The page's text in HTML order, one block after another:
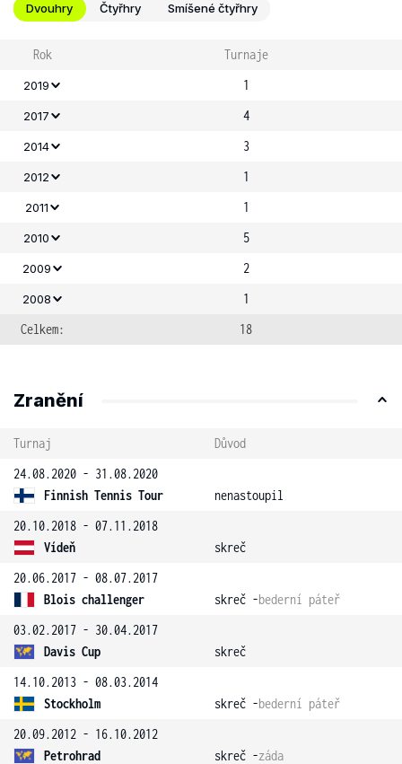
Dvouhry Čtyřhry Smíšené čtyřhry
Rok Turnaje
2019 1
2017 4
2014 3
2012 1
2011 1
2010 5
2009 2
2008
1
Celkem:
18
Zranění
Turnaj
Důvod
24.08.2020 - 31.08.2020
Finnish Tennis Tour
nenastoupil
20.10.2018 - 07.11.2018
Vídeň
skreč
20.06.2017 - 08.07.2017
Blois challenger
skreč -bederní páteř
03.02.2017 - 30.04.2017
Davis Cup
skreč
14.10.2013 - 08.03.2014
Stockholm
skreč -bederní páteř
20.09.2012 - 16.10.2012
Petrohrad
skreč -záda